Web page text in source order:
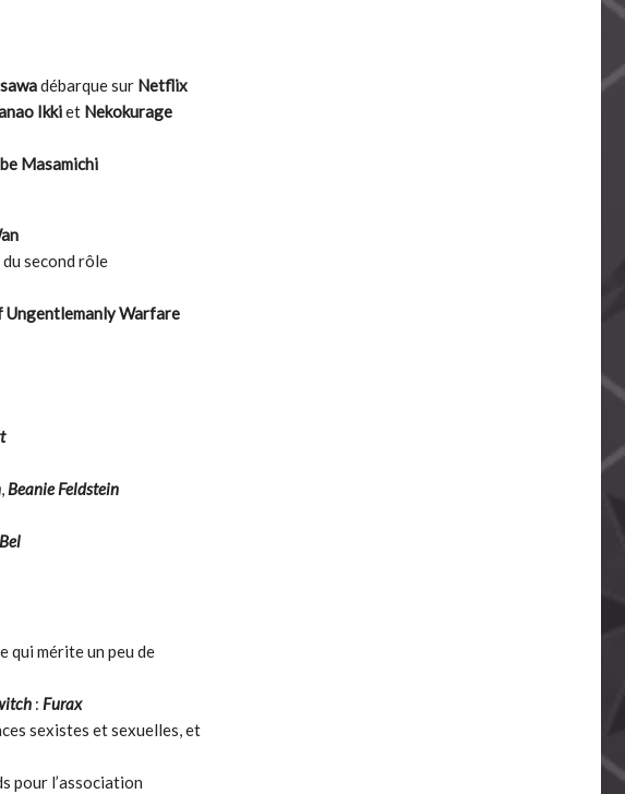
débarque sur Netflix
Ikkiet Nekokurage
Masamichi
second rôle
Warfare
,Beanie Feldstein
qui mérite un peu de
:Furax
sexistes et sexuelles, et
pour l’association